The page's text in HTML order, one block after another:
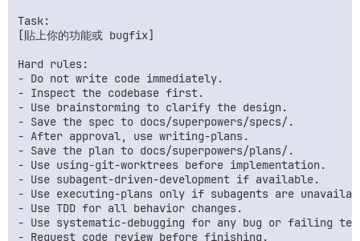
Task:
[貼上你的功能或 bugfix]
Hard rules:
- Do not write code immediately.
- Inspect the codebase first.
- Use brainstorming to clarify the design.
- Save the spec to docs/superpowers/specs/.
- After approval, use writing-plans.
- Save the plan to docs/superpowers/plans/.
- Use using-git-worktrees before implementation.
- Use subagent-driven-development if available.
- Use executing-plans only if subagents are
- Use TDD for all behavior changes.
- Use systematic-debugging for any bug or failing
- Request code review before finishing.